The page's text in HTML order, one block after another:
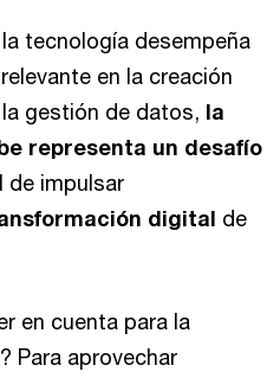
tecnología desempeña
en la creación
gestión de datos, la
representa un desafío
de impulsar
digital de
en cuenta para la
Para aprovechar